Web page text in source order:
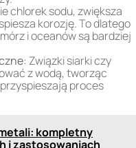
chlorek sodu, zwiększa
korozję. To dlatego
i oceanów są bardziej
: Związki siarki czy
z wodą, tworząc
proces
kompletny
i zastosowaniach